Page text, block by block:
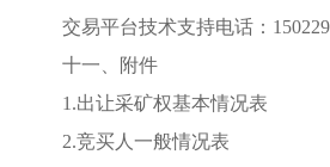
交易平台技术支持电话：
十一、附件
1.出让采矿权基本情况表
2.竞买人一般情况表